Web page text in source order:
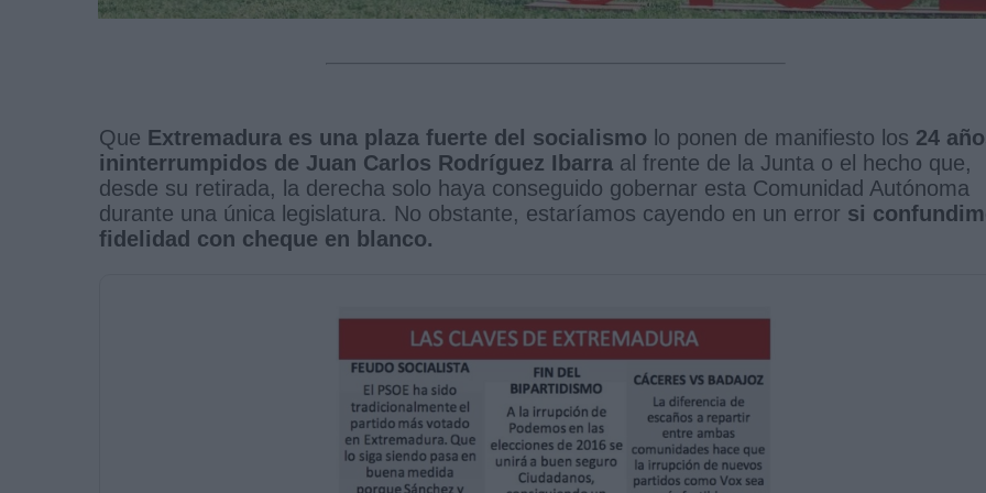
Que Extremadura es una plaza fuerte del socialismo lo ponen de manifiesto los 24
ininterrumpidos de Juan Carlos Rodríguez Ibarra al frente de la Junta o el hecho que,
desde su retirada, la derecha solo haya conseguido gobernar esta Comunidad Autónoma
durante una única legislatura. No obstante, estaríamos cayendo en un error si
fidelidad con cheque en blanco.